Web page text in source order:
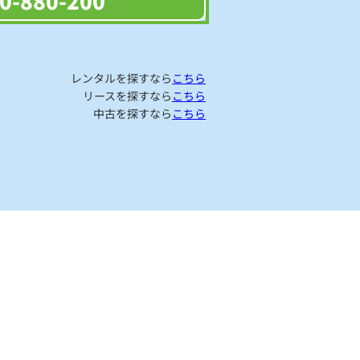
レンタルを探すなら こちら
リースを探すなら こちら
中古を探すなら こちら